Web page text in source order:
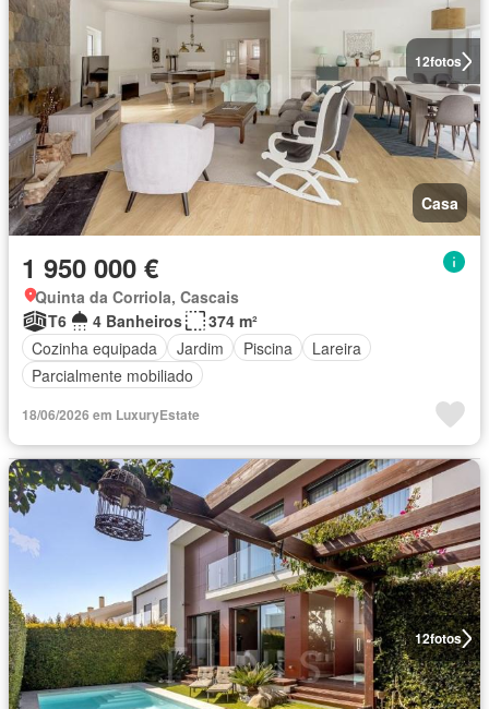
12fotos
Casa
1 950 000 €
Quinta da Corriola, Cascais
T6
4 Banheiros
374 m²
Cozinha equipada
Jardim Piscina
Lareira
Parcialmente mobiliado
18/06/2026 em LuxuryEstate
12fotos